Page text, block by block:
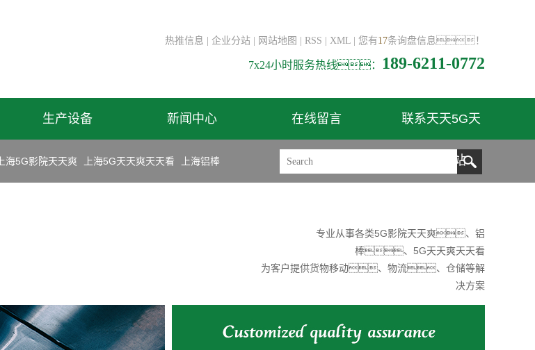
热推信息 企业分站 网站地图 RSS XML 您有17条询盘信息！
7x24小时服务热线： 189-6211-0772
生产设备 新闻中心 在线留言 联系天天5G天
天爽网站
上海5G影院天天爽 上海5G天天爽天天看 上海铝棒
专业从事各类5G影院天天爽、铝
棒、5G天天爽天天看
为客户提供货物移动、物流、仓储等解
决方案